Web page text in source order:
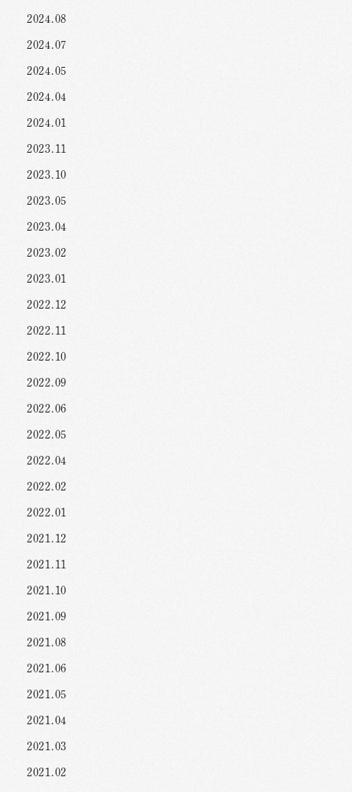
2024.08
2024.07
2024.05
2024.04
2024.01
2023.11
2023.10
2023.05
2023.04
2023.02
2023.01
2022.12
2022.11
2022.10
2022.09
2022.06
2022.05
2022.04
2022.02
2022.01
2021.12
2021.11
2021.10
2021.09
2021.08
2021.06
2021.05
2021.04
2021.03
2021.02